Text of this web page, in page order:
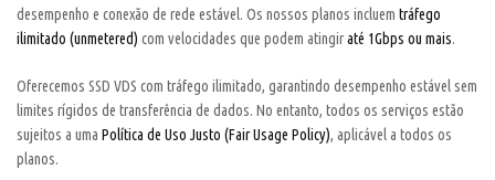
desempenho e conexão de rede estável. Os nossos planos incluem tráfego
ilimitado (unmetered) com velocidades que podem atingiraté 1Gbps ou mais.
Oferecemos SSD VDS com tráfego ilimitado, garantindo desempenho estável sem
limites rígidos de transferência de dados. No entanto, todos os serviços estão
sujeitos a uma Política de Uso Justo (Fair Usage Policy), aplicável a todos os
planos.